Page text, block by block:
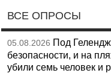
ВСЕ ОПРОСЫ
05.08.2026 Под
безопасности, и на
убили семь человек и